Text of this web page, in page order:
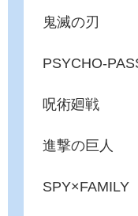
鬼滅の刃
PSYCHO-
呪術廻戦
進撃の巨人
SPY×FAMILY